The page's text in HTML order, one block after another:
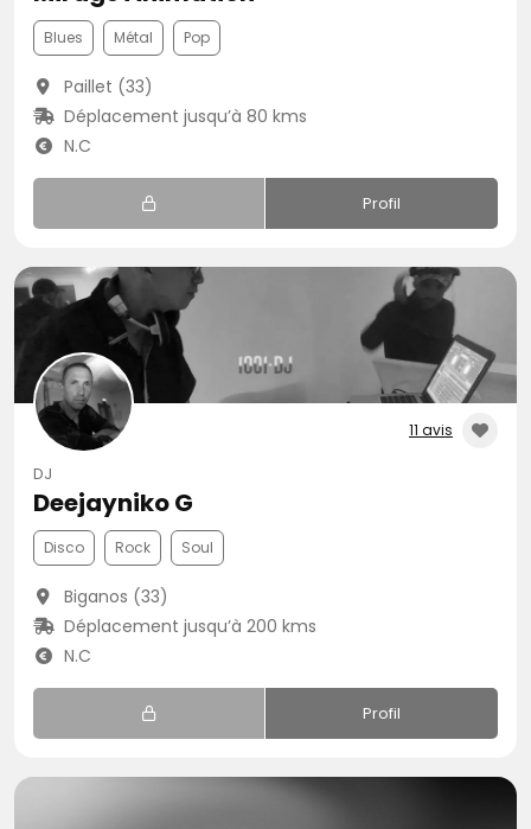
Blues Métal Pop
Paillet (33)
Déplacement jusqu’à 80 kms
N.C
Profil
11 avis
DJ
Deejayniko G
Disco Rock Soul
Biganos (33)
Déplacement jusqu’à 200 kms
N.C
Profil